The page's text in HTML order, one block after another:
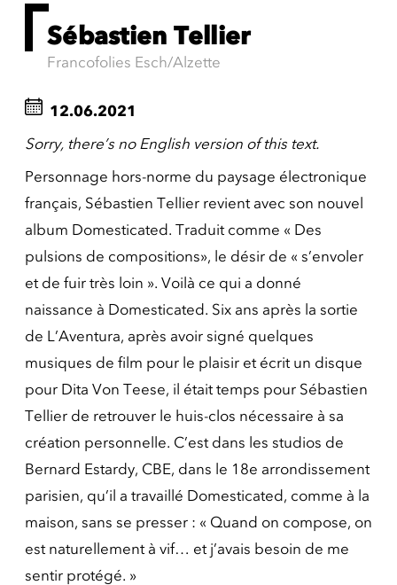
Sébastien Tellier
Francofolies Esch/Alzette
12.06.2021
Sorry, there’s no English version of this text.
Personnage hors-norme du paysage électronique
français, Sébastien Tellier revient avec son nouvel
album Domesticated. Traduit comme « Des
pulsions de compositions», le désir de « s’envoler
et de fuir très loin ». Voilà ce qui a donné
naissance à Domesticated. Six ans après la sortie
de L’Aventura, après avoir signé quelques
musiques de film pour le plaisir et écrit un disque
pour Dita Von Teese, il était temps pour Sébastien
Tellier de retrouver le huis-clos nécessaire à sa
création personnelle. C’est dans les studios de
Bernard Estardy, CBE, dans le 18e arrondissement
parisien, qu’il a travaillé Domesticated, comme à la
maison, sans se presser : « Quand on compose, on
est naturellement à vif… et j’avais besoin de me
sentir protégé. »